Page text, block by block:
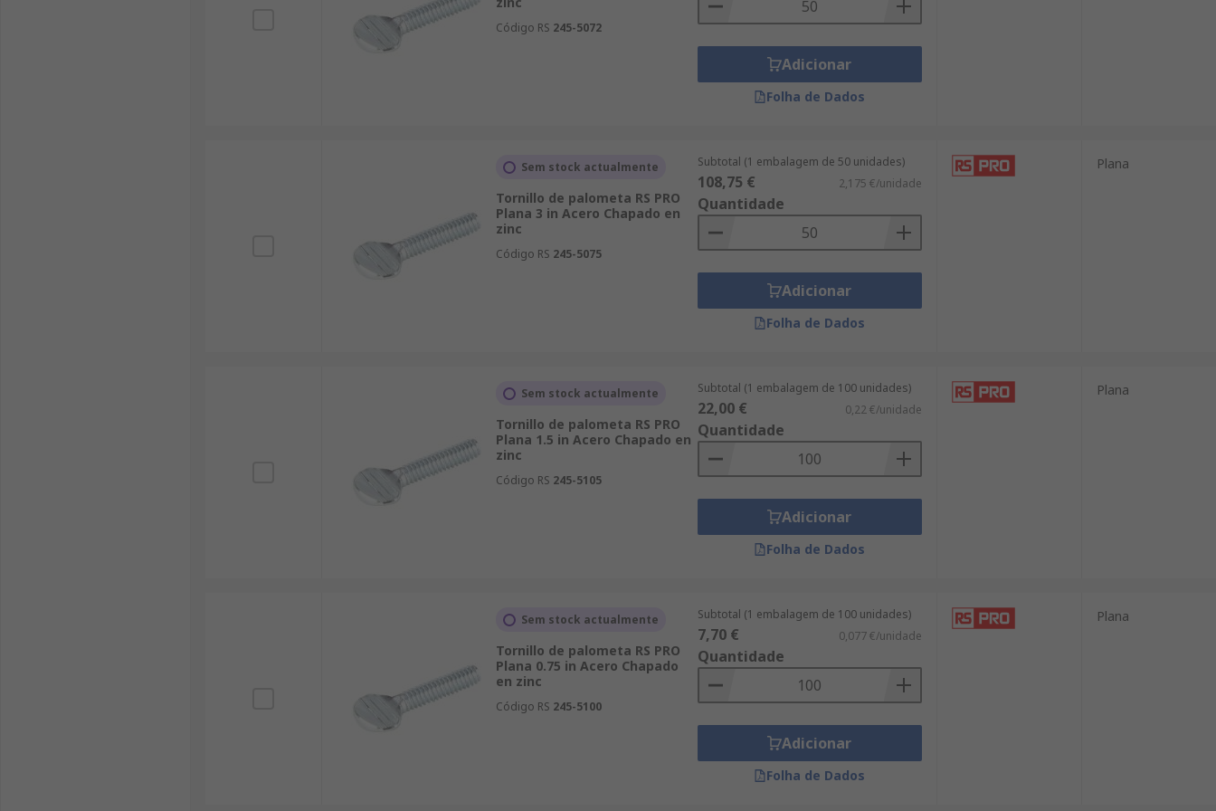
Código RS 245-5072
Adicionar
Folha de Dados
Sem stock actualmente
Tornillo de palometa RS PRO
Plana 3 in Acero Chapado en
zinc
Código RS 245-5075
Subtotal (1 embalagem de 50 unidades)
108,75 € 2,175 €/unidade
Quantidade
Adicionar
Folha de Dados
Plana
Sem stock actualmente
Tornillo de palometa RS PRO
Plana 1.5 in Acero Chapado en
zinc
Código RS 245-5105
Subtotal (1 embalagem de 100 unidades)
22,00 € 0,22 €/unidade
Quantidade
Adicionar
Folha de Dados
Plana
Sem stock actualmente
Tornillo de palometa RS PRO
Plana 0.75 in Acero Chapado
en zinc
Código RS 245-5100
Subtotal (1 embalagem de 100 unidades)
7,70 € 0,077 €/unidade
Quantidade
Adicionar
Folha de Dados
Plana